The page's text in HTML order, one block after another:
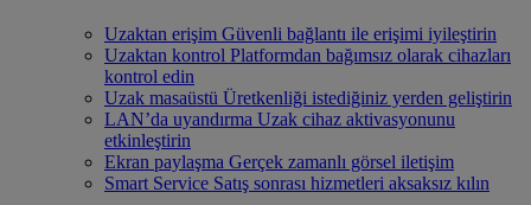
Uzaktan erişim Güvenli bağlantı ile erişimi iyileştirin
Uzaktan kontrol Platformdan bağımsız olarak cihazları
kontrol edin
Uzak masaüstü Üretkenliği istediğiniz yerden geliştirin
LAN’da uyandırma Uzak cihaz aktivasyonunu
etkinleştirin
Ekran paylaşma Gerçek zamanlı görsel iletişim
Smart Service Satış sonrası hizmetleri aksaksız kılın